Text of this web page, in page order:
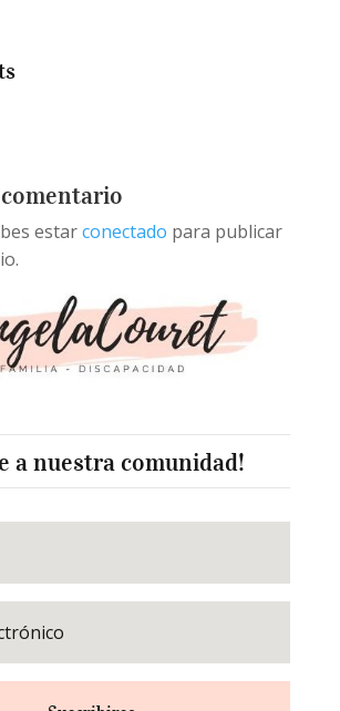
estarconectado para publicar
a nuestra comunidad!